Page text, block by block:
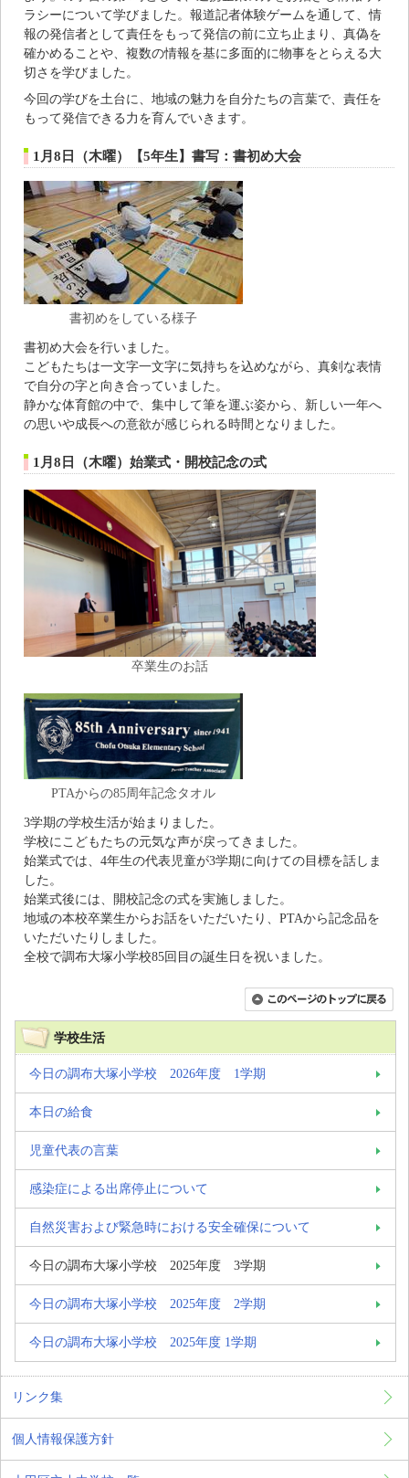
ラシーについて学びました。報道記者体験ゲームを通して、情
報の発信者として責任をもって発信の前に立ち止まり、真偽を
確かめることや、複数の情報を基に多面的に物事をとらえる大
切さを学びました。
今回の学びを土台に、地域の魅力を自分たちの言葉で、責任を
もって発信できる力を育んでいきます。
1月8日（木曜）【5年生】書写：書初め大会
書初めをしている様子
書初め大会を行いました。
こどもたちは一文字一文字に気持ちを込めながら、真剣な表情
で自分の字と向き合っていました。
静かな体育館の中で、集中して筆を運ぶ姿から、新しい一年へ
の思いや成長への意欲が感じられる時間となりました。
1月8日（木曜）始業式・開校記念の式
卒業生のお話
PTAからの85周年記念タオル
3学期の学校生活が始まりました。
学校にこどもたちの元気な声が戻ってきました。
始業式では、4年生の代表児童が3学期に向けての目標を話しま
した。
始業式後には、開校記念の式を実施しました。
地域の本校卒業生からお話をいただいたり、PTAから記念品を
いただいたりしました。
全校で調布大塚小学校85回目の誕生日を祝いました。
学校生活
今日の調布大塚小学校 2026年度 1学期
本日の給食
児童代表の言葉
感染症による出席停止について
自然災害および緊急時における安全確保について
今日の調布大塚小学校 2025年度 3学期
今日の調布大塚小学校 2025年度 2学期
今日の調布大塚小学校 2025年度 1学期
リンク集
個人情報保護方針